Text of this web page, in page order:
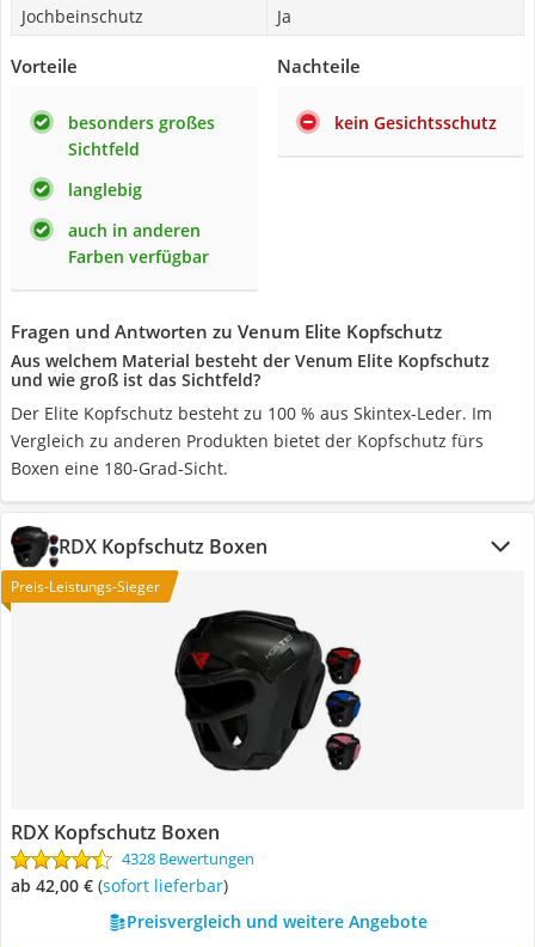
Jochbeinschutz
Ja
Vorteile
besonders großes
Sichtfeld
langlebig
auch in anderen
Farben verfügbar
Nachteile
kein Gesichtsschutz
Fragen und Antworten zu Venum Elite Kopfschutz
Aus welchem Material besteht der Venum Elite Kopfschutz
und wie groß ist das Sichtfeld?
Der Elite Kopfschutz besteht zu 100 % aus Skintex-Leder. Im
Vergleich zu anderen Produkten bietet der Kopfschutz fürs
Boxen eine 180-Grad-Sicht.
RDX Kopfschutz Boxen
Preis-Leistungs-Sieger
RDX Kopfschutz Boxen
4328 Bewertungen
ab 42,00 € ( Sofort lieferbar)
Preisvergleich und weitere Angebote